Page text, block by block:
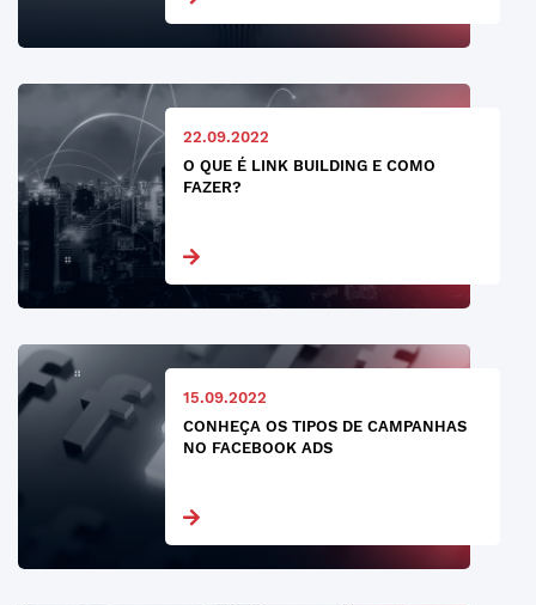
22.09.2022
O QUE É LINK BUILDING E COMO
FAZER?
15.09.2022
CONHEÇA OS TIPOS DE CAMPANHAS
NO FACEBOOK ADS